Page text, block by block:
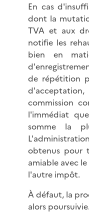
En cas
dont la
TVA et aux
notifie les
bien en
de répétition
commission
l'immédiat
somme la
obtenus pour
amiable avec
l'autre impôt.
À défaut, la
alors poursuivie.